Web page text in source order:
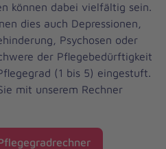
können dabei vielfältig sein.
dies auch Depressionen,
Psychosen oder
der Pflegebedürftigkeit
(1 bis 5) eingestuft.
mit unserem Rechner